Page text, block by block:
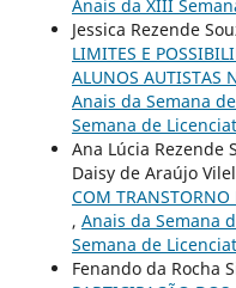
Anais da XIII
Jessica Rezende
LIMITES E
ALUNOS AUTISTAS
Anais da Semana
Semana de
Ana Lúcia Rezende
Daisy de Araújo
COM TRANSTORNO
, Anais da Semana
Semana de
Fenando da Rocha